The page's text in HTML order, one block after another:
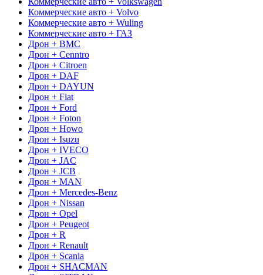
Коммерческие авто + Volvo
Коммерческие авто + Wuling
Коммерческие авто + ГАЗ
Дрон + BMC
Дрон + Cenntro
Дрон + Citroen
Дрон + DAF
Дрон + DAYUN
Дрон + Fiat
Дрон + Ford
Дрон + Foton
Дрон + Howo
Дрон + Isuzu
Дрон + IVECO
Дрон + JAC
Дрон + JCB
Дрон + MAN
Дрон + Mercedes-Benz
Дрон + Nissan
Дрон + Opel
Дрон + Peugeot
Дрон + R
Дрон + Renault
Дрон + Scania
Дрон + SHACMAN